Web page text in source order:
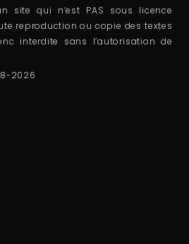
site qui n’est PAS sous licence
reproduction ou copie des textes
interdite sans l’autorisation de
2026